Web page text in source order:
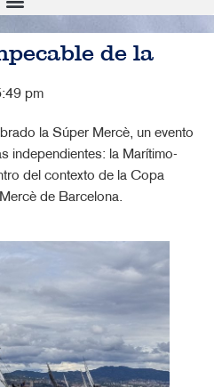
de la
pm
la Súper Mercè, un evento
independientes: la Marítimo-
del contexto de la Copa
de Barcelona.